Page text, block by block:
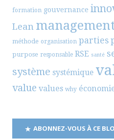
formation gouvernance
Lean
méthode organisation parties
purpose responsable RSE santé
système systémique
value values why
ABONNEZ-VOUS À CE